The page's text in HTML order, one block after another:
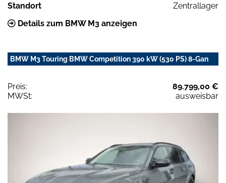
Standort
Zentrallager
Details zum BMW M3 anzeigen
BMW M3 Touring BMW Competition 390 kW (530 PS) 8-Gan
Preis:
89.799,00 €
MWSt:
ausweisbar